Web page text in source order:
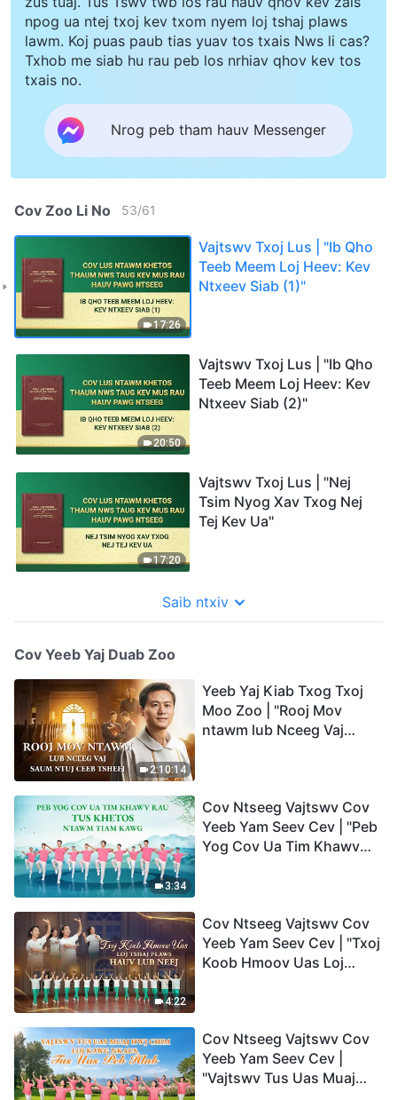
npog ua ntej txoj kev txom nyem loj tshaj plaws
lawm. Koj puas paub tias yuav tos txais Nws li cas?
Txhob me siab hu rau peb los nrhiav qhov kev tos
txais no.
Nrog peb tham hauv Messenger
Cov Zoo Li No 53/61
17:26
Vajtswv Txoj Lus | "Ib Qho
Teeb Meem Loj Heev: Kev
Ntxeev Siab (1)"
20:50
Vajtswv Txoj Lus | "Ib Qho
Teeb Meem Loj Heev: Kev
Ntxeev Siab (2)"
17:20
Vajtswv Txoj Lus | "Nej
Tsim Nyog Xav Txog Nej
Tej Kev Ua"
Saib ntxiv
Cov Yeeb Yaj Duab Zoo
2:10:14
Yeeb Yaj Kiab Txog Txoj
Moo Zoo | "Rooj Mov
ntawm lub Nceeg Vaj
3:34
Cov Ntseeg Vajtswv Cov
Yeeb Yam Seev Cev | "Peb
Yog Cov Ua Tim Khawv
4:22
Cov Ntseeg Vajtswv Cov
Yeeb Yam Seev Cev | "Txoj
Koob Hmoov Uas Loj
Cov Ntseeg Vajtswv Cov
Yeeb Yam Seev Cev |
"Vajtswv Tus Uas Muaj